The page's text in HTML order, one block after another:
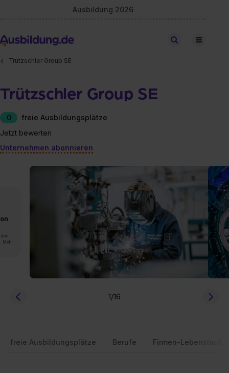
Ausbildung 2026
Stellen finden
Trützschler Group SE
Trützschler Group SE
0
freie Ausbildungsplätze
Jetzt bewerten
Unternehmen abonnieren
Mehr
1/16
freie Ausbildungsplätze Berufe Firmen-Lebenslauf